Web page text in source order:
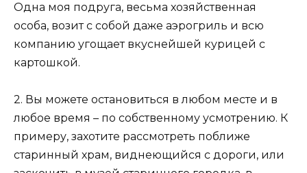
Одна моя подруга, весьма хозяйственная
особа, возит с собой даже аэрогриль и всю
компанию угощает вкуснейшей курицей с
картошкой.
2. Вы можете остановиться в любом месте и в
любое время – по собственному усмотрению. К
примеру, захотите рассмотреть поближе
старинный храм, виднеющийся с дороги, или